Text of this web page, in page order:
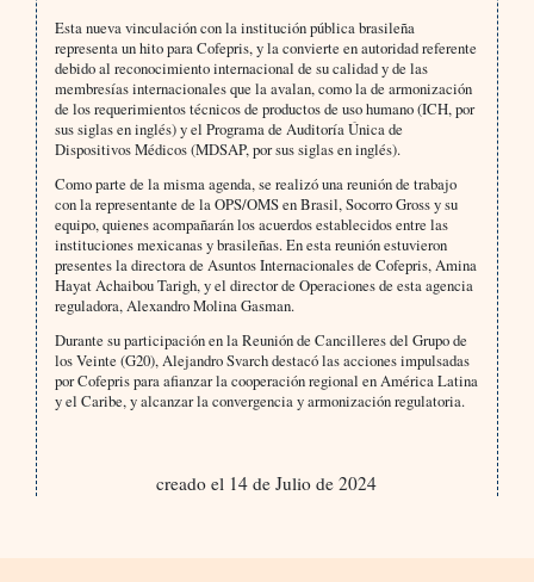
Esta nueva vinculación con la institución pública brasileña
representa un hito para Cofepris, y la convierte en autoridad referente
debido al reconocimiento internacional de su calidad y de las
membresías internacionales que la avalan, como la de armonización
de los requerimientos técnicos de productos de uso humano (ICH, por
sus siglas en inglés) y el Programa de Auditoría Única de
Dispositivos Médicos (MDSAP, por sus siglas en inglés).
Como parte de la misma agenda, se realizó una reunión de trabajo
con la representante de la OPS/OMS en Brasil, Socorro Gross y su
equipo, quienes acompañarán los acuerdos establecidos entre las
instituciones mexicanas y brasileñas. En esta reunión estuvieron
presentes la directora de Asuntos Internacionales de Cofepris, Amina
Hayat Achaibou Tarigh, y el director de Operaciones de esta agencia
reguladora, Alexandro Molina Gasman.
Durante su participación en la Reunión de Cancilleres del Grupo de
los Veinte (G20), Alejandro Svarch destacó las acciones impulsadas
por Cofepris para afianzar la cooperación regional en América Latina
y el Caribe, y alcanzar la convergencia y armonización regulatoria.
creado el 14 de Julio de 2024